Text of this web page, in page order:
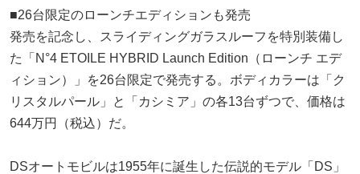
■26台限定のローンチエディションも発売
発売を記念し、スライディングガラスルーフを特別装備し
た「N°4 ETOILE HYBRID Launch Edition（ローンチ エデ
ィション）」を26台限定で発売する。ボディカラーは「ク
リスタルパール」と「カシミア」の各13台ずつで、価格は
644万円（税込）だ。
DSオートモビルは1955年に誕生した伝説的モデル「DS」